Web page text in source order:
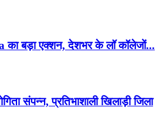
बड़ा एक्शन, देशभर के लॉ कॉलेजों...
संपन्न, प्रतिभाशाली खिलाड़ी जिला